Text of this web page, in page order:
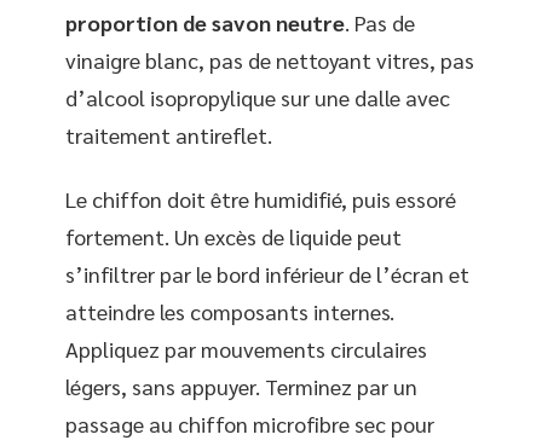
proportion de savon neutre. Pas de
vinaigre blanc, pas de nettoyant vitres, pas
d’alcool isopropylique sur une dalle avec
traitement antireflet.
Le chiffon doit être humidifié, puis essoré
fortement. Un excès de liquide peut
s’infiltrer par le bord inférieur de l’écran et
atteindre les composants internes.
Appliquez par mouvements circulaires
légers, sans appuyer. Terminez par un
passage au chiffon microfibre sec pour